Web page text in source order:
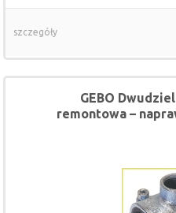
szczegóły
GEBO
remontowa –